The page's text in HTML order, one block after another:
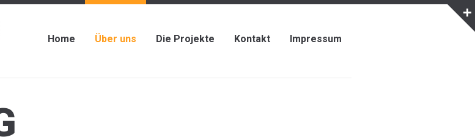
Home Über uns Die Projekte Kontakt Impressum